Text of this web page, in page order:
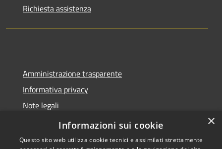
Richiesta assistenza
Amministrazione trasparente
Informativa privacy
Note legali
Dichiarazione di accessibilità
×
Informazioni sui cookie
Questo sito web utilizza cookie tecnici e assimilati strettamente